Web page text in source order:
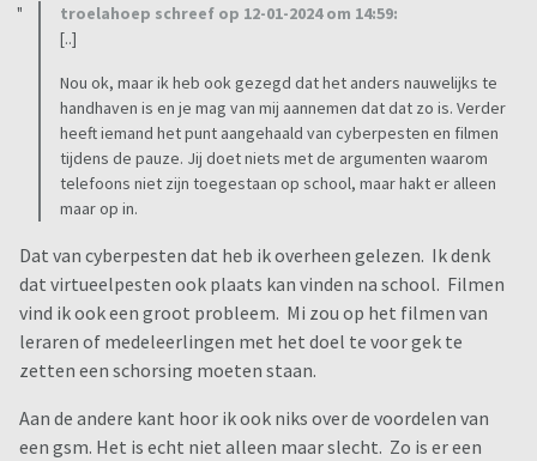
troelahoep schreef op 12-01-2024 om 14:59:
[..]
Nou ok, maar ik heb ook gezegd dat het anders nauwelijks te
handhaven is en je mag van mij aannemen dat dat zo is. Verder
heeft iemand het punt aangehaald van cyberpesten en filmen
tijdens de pauze. Jij doet niets met de argumenten waarom
telefoons niet zijn toegestaan op school, maar hakt er alleen
maar op in.
Dat van cyberpesten dat heb ik overheen gelezen. Ik denk
dat virtueelpesten ook plaats kan vinden na school. Filmen
vind ik ook een groot probleem. Mi zou op het filmen van
leraren of medeleerlingen met het doel te voor gek te
zetten een schorsing moeten staan.
Aan de andere kant hoor ik ook niks over de voordelen van
een gsm. Het is echt niet alleen maar slecht. Zo is er een